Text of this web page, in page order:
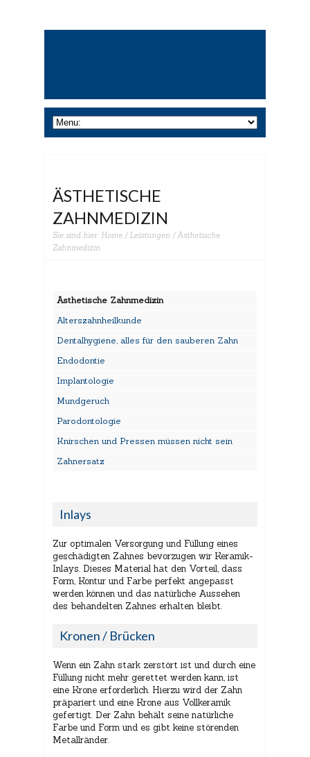
ÄSTHETISCHE
ZAHNMEDIZIN
Sie sind hier: Home / Leistungen / Ästhetische
Zahnmedizin
Ästhetische Zahnmedizin
Alterszahnheilkunde
Dentalhygiene, alles für den sauberen Zahn
Endodontie
Implantologie
Mundgeruch
Parodontologie
Knirschen und Pressen müssen nicht sein
Zahnersatz
Inlays
Zur optimalen Versorgung und Füllung eines
geschädigten Zahnes bevorzugen wir Keramik-
Inlays. Dieses Material hat den Vorteil, dass
Form, Kontur und Farbe perfekt angepasst
werden können und das natürliche Aussehen
des behandelten Zahnes erhalten bleibt.
Kronen / Brücken
Wenn ein Zahn stark zerstört ist und durch eine
Füllung nicht mehr gerettet werden kann, ist
eine Krone erforderlich. Hierzu wird der Zahn
präpariert und eine Krone aus Vollkeramik
gefertigt. Der Zahn behält seine natürliche
Farbe und Form und es gibt keine störenden
Metallränder.